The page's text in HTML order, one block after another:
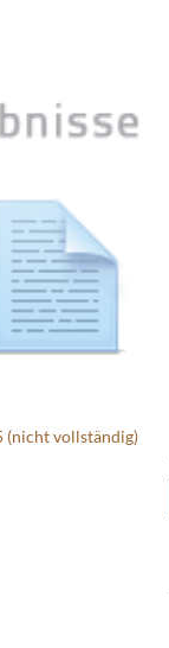
(nicht vollständig)